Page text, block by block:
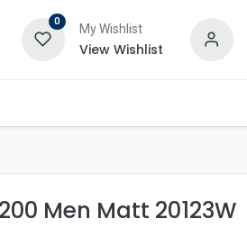
0
My Wishlist
View Wishlist
Men Matt 20123W